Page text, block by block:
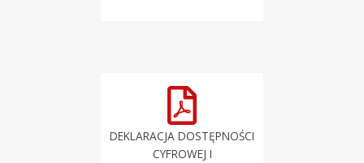
DEKLARACJA DOSTĘPNOŚCI
CYFROWEJ I